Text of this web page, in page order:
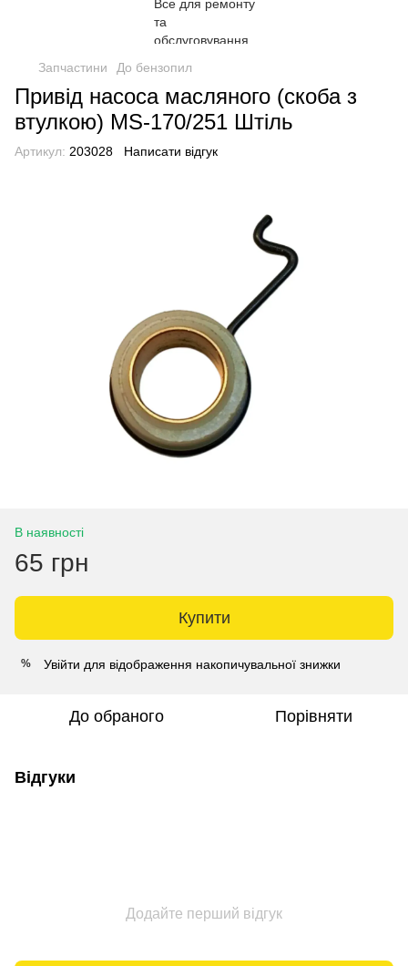
Запчастини До бензопил
Привід насоса масляного (скоба з
втулкою) MS-170/251 Штіль
Артикул: 203028 Написати відгук
В наявності
65 грн
Купити
% Увійти для відображення накопичувальної знижки
До обраного Порівняти
Відгуки
Додайте перший відгук